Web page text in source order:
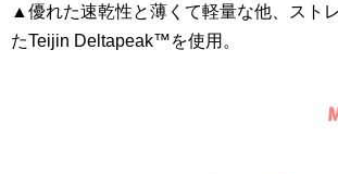
▲優れた速乾性と薄くて軽量な他、スト
たTeijin Deltapeak™を使用。